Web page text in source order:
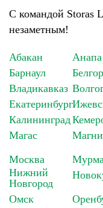
С командой Storas
незаметным!
Абакан Анапа
Барнаул
Владикавказ
Екатеринбург
Калининград
Магас
Москва
Нижний
Новгород
Омск